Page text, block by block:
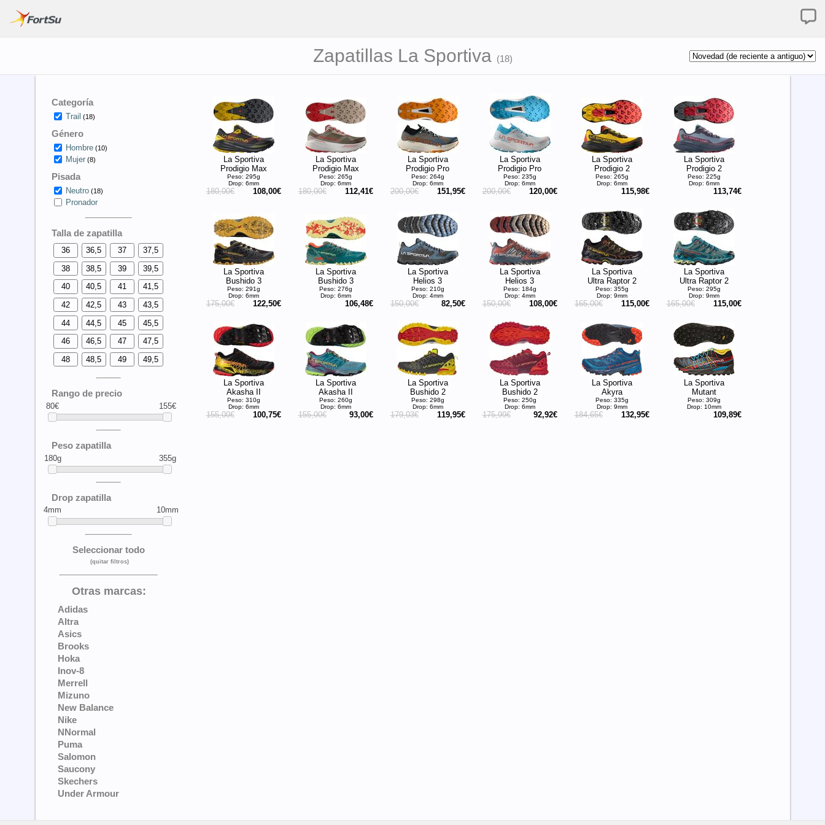
Zapatillas La Sportiva (18)
Categoría
Trail (18)
Género
Hombre(10)
Mujer(8)
Pisada
Neutro(18)
Pronador
Talla de zapatilla
36 36,5 37
37,5
38
38,5 39
39,5
40
40,5 41
41,5
42
42,5 43
43,5
44
44,5 45
45,5
46
46,5 47
47,5
48
48,5 49 49,5
Rango de precio
80€ 155€
Peso zapatilla
180g 355g
Drop zapatilla
4mm 10mm
Seleccionar todo
(quitar filtros)
Otras marcas:
Adidas
Altra
Asics
Brooks
Hoka
Inov-8
Merrell
Mizuno
New Balance
Nike
NNormal
Puma
Salomon
Saucony
Skechers
Under Armour
La Sportiva
Prodigio Max
Peso: 295g
Drop: 6mm
180,00€ 108,00€
La Sportiva
Prodigio Max
Peso: 265g
Drop: 6mm
180,00€ 112,41€
La Sportiva
Prodigio Pro
Peso: 264g
Drop: 6mm
200,00€ 151,95€
La Sportiva
Prodigio Pro
Peso: 235g
Drop: 6mm
200,00€ 120,00€
La Sportiva
Prodigio 2
Peso: 265g
Drop: 6mm
115,98€
La Sportiva
Prodigio 2
Peso: 225g
Drop: 6mm
113,74€
La Sportiva
Bushido 3
Peso: 291g
Drop: 6mm
175,00€ 122,50€
La Sportiva
Bushido 3
Peso: 276g
Drop: 6mm
106,48€
La Sportiva
Helios 3
Peso: 210g
Drop: 4mm
150,00€ 82,50€
La Sportiva
Helios 3
Peso: 184g
Drop: 4mm
150,00€ 108,00€
La Sportiva
Ultra Raptor 2
Peso: 355g
Drop: 9mm
165,00€ 115,00€
La Sportiva
Ultra Raptor 2
Peso: 295g
Drop: 9mm
165,00€ 115,00€
La Sportiva
Akasha II
Peso: 310g
Drop: 6mm
155,00€ 100,75€
La Sportiva
Akasha II
Peso: 260g
Drop: 6mm
155,00€ 93,00€
La Sportiva
Bushido 2
Peso: 298g
Drop: 6mm
179,03€ 119,95€
La Sportiva
Bushido 2
Peso: 250g
Drop: 6mm
175,99€ 92,92€
La Sportiva
Akyra
Peso: 335g
Drop: 9mm
184,65€ 132,95€
La Sportiva
Mutant
Peso: 309g
Drop: 10mm
109,89€